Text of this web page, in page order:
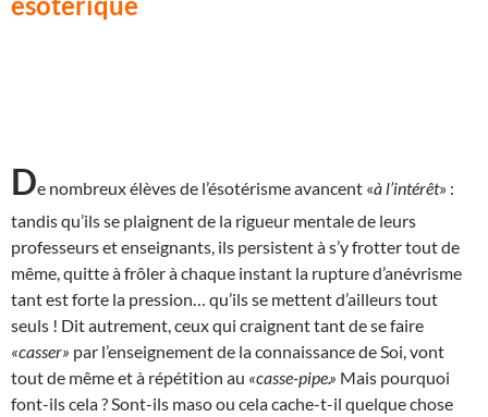
De nombreux élèves de l’ésotérisme avancent «à l’intérêt» :
tandis qu’ils se plaignent de la rigueur mentale de leurs
professeurs et enseignants, ils persistent à s’y frotter tout de
même, quitte à frôler à chaque instant la rupture d’anévrisme
tant est forte la pression… qu’ils se mettent d’ailleurs tout
seuls ! Dit autrement, ceux qui craignent tant de se faire
«casser» par l’enseignement de la connaissance de Soi, vont
tout de même et à répétition au «casse-pipe.» Mais pourquoi
font-ils cela ? Sont-ils maso ou cela cache-t-il quelque chose